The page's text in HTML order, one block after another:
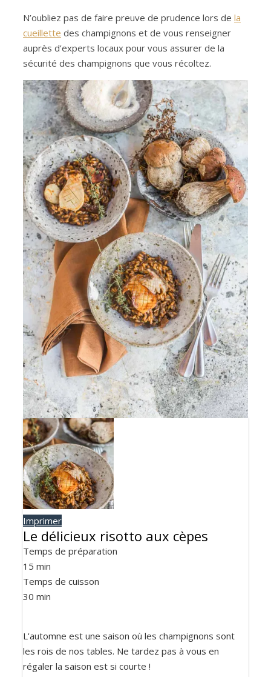
N’oubliez pas de faire preuve de prudence lors de la
cueillette des champignons et de vous renseigner
auprès d’experts locaux pour vous assurer de la
sécurité des champignons que vous récoltez.
Imprimer
Le délicieux risotto aux cèpes
Temps de préparation
15 min
Temps de cuisson
30 min
L'automne est une saison où les champignons sont
les rois de nos tables. Ne tardez pas à vous en
régaler la saison est si courte !